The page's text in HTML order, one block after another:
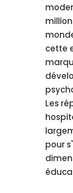
cette
Les
pour